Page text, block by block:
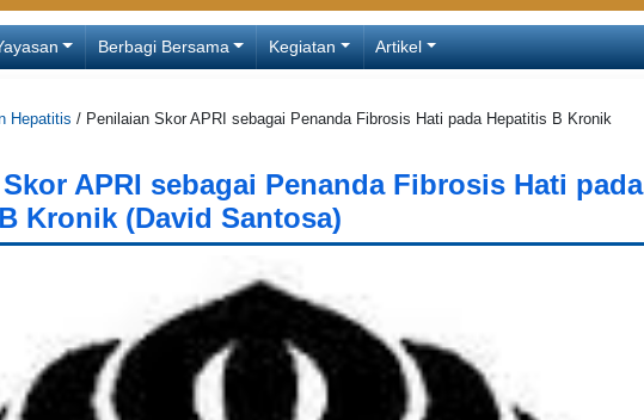
Berbagi Bersama Kegiatan Artikel
Hepatitis / Penilaian Skor APRI sebagai Penanda Fibrosis Hati pada Hepatitis B Kronik
APRI sebagai Penanda Fibrosis Hati pada
Kronik (David Santosa)